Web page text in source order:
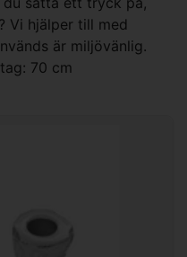
Vi hjälper till med
är miljövänlig.
70 cm